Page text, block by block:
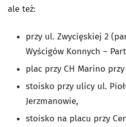
ale też:
przy ul. Zwycięskiej 2
Wyścigów Konnych –
plac przy CH Marino
stoisko przy ulicy ul.
Jerzmanowie,
stoisko na placu przy